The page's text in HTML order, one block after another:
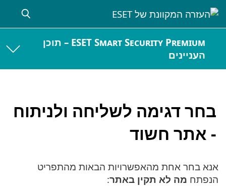
ESET Smart Security Premium – תוכן
העניינים
בחר דגימה לשליחה ולניתוח
- אתר חשוד
אנא בחר אחת מהאפשרויות הבאות מהתפריט
הנפתח מה לא תקין באתר: